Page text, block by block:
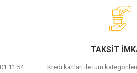
11 54
TAKSİT
Kredi kartları ile tüm